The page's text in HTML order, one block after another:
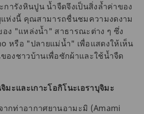
การังหินปูน น้ำจืดจึงเป็นสิ่งล้ำค่าของ
แห่งนี้ คุณสามารถชื่นชมความงดงาม
ง "แหล่งน้ำ" สาธารณะต่าง ๆ ซึ่ง
หรือ "ปลายแม่น้ำ" เพื่อแสดงให้เห็น
องชาวบ้านเพื่อซักผ้าและใช้น้ำจืด
มะและเกาะโอกิโนะเอราบุจิมะ
กท่าอากาศยานอามะมิ (Amami